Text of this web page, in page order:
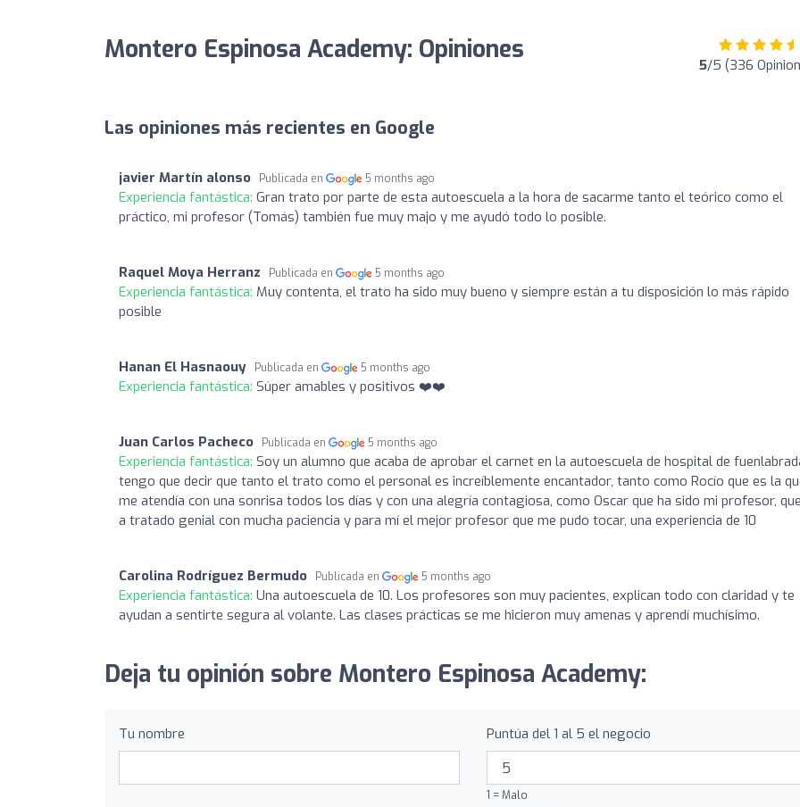
Montero Espinosa Academy: Opiniones 5/5 (336
Las opiniones más recientes en Google
javier Martín alonso Publicada en 5 months ago
Experiencia fantástica: Gran trato por parte de esta autoescuela a la hora de sacarme tanto el teórico como el
práctico, mi profesor (Tomás) también fue muy majo y me ayudó todo lo posible.
Raquel Moya Herranz Publicada en 5 months ago
Experiencia fantástica: Muy contenta, el trato ha sido muy bueno y siempre están a tu disposición lo más rápido
posible
Hanan El Hasnaouy Publicada en 5 months ago
Experiencia fantástica: Súper amables y positivos ❤️❤️
Juan Carlos Pacheco Publicada en 5 months ago
Experiencia fantástica: Soy un alumno que acaba de aprobar el carnet en la autoescuela de hospital de
tengo que decir que tanto el trato como el personal es increíblemente encantador, tanto como Rocío que es la
me atendía con una sonrisa todos los días y con una alegría contagiosa, como Oscar que ha sido mi profesor,
a tratado genial con mucha paciencia y para mí el mejor profesor que me pudo tocar, una experiencia de 10
Carolina Rodríguez Bermudo Publicada en 5 months ago
Experiencia fantástica: Una autoescuela de 10. Los profesores son muy pacientes, explican todo con claridad y te
ayudan a sentirte segura al volante. Las clases prácticas se me hicieron muy amenas y aprendí muchísimo.
Deja tu opinión sobre Montero Espinosa Academy:
Tu nombre Puntúa del 1 al 5 el negocio
1 = Malo